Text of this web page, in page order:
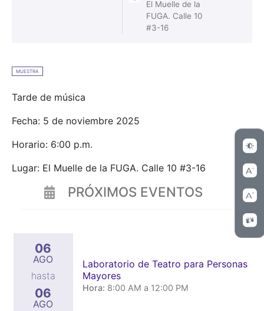
El Muelle de la
FUGA. Calle 10
#3-16
MUESTRA
Tarde de música
Fecha: 5 de noviembre 2025
Horario: 6:00 p.m.
Lugar: El Muelle de la FUGA. Calle 10 #3-16
PRÓXIMOS EVENTOS
06
AGO
hasta
06
AGO
Laboratorio de Teatro para Personas
Mayores
Hora: 8:00 AM a 12:00 PM